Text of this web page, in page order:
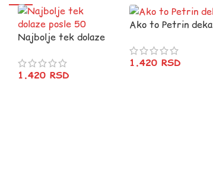
Najbolje tek dolaze
1.420 RSD
Ako to Petrin deka
1.420RSD